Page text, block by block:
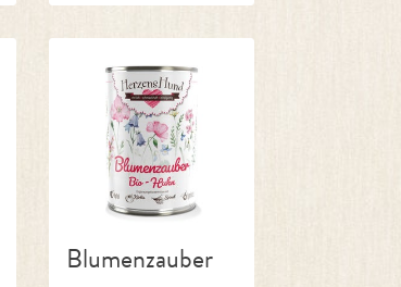
Blumenzauber